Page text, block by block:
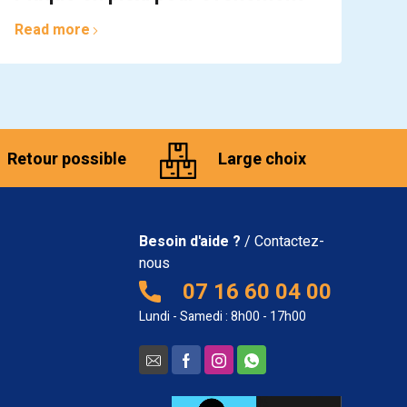
Read more
Retour possible Large choix
Besoin d'aide ? / Contactez-
nous
07 16 60 04 00
Lundi - Samedi : 8h00 - 17h00